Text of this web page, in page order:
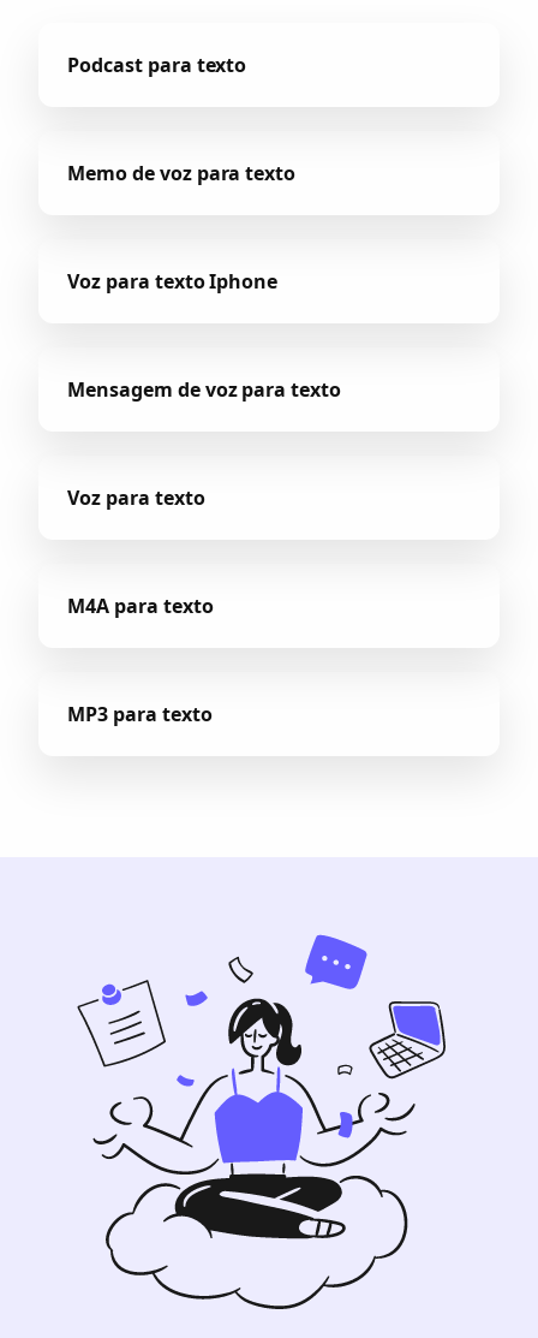
Podcast para texto
Memo de voz para texto
Voz para texto Iphone
Mensagem de voz para texto
Voz para texto
M4A para texto
MP3 para texto